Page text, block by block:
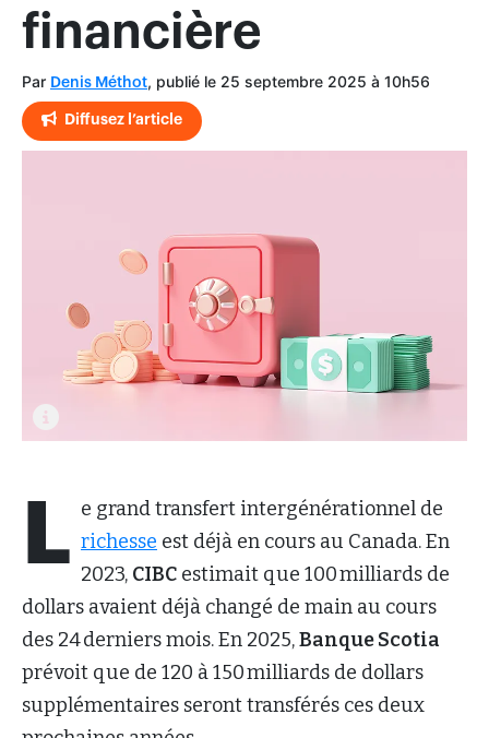
financière
Par Denis Méthot, publié le 25 septembre 2025 à 10h56
Diffusez l’article
L e grand transfert intergénérationnel de
richesse est déjà en cours au Canada. En
2023, CIBC estimait que 100 milliards de
dollars avaient déjà changé de main au cours
des 24 derniers mois. En 2025,Banque Scotia
prévoit que de 120 à 150 milliards de dollars
supplémentaires seront transférés ces deux